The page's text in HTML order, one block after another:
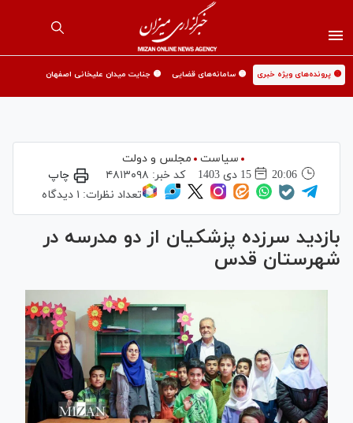
🟡 پرونده‌های ویژه خبری 🟡 سامانه‌های قضایی 🟡 جنایت میدان علیخانی اصفهان
سیاست
مجلس و دولت
20:06
15 دی 1403 کد خبر: ۴۸۱۳۰۹۸
چاپ
تعداد نظرات: ۱ دیدگاه
بازدید سرزده پزشکیان از دو مدرسه در
شهرستان قدس